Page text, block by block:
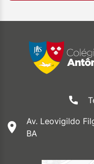
Av. Leovigildo
BA